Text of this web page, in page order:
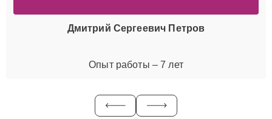
Дмитрий Сергеевич Петров
Опыт работы – 7 лет